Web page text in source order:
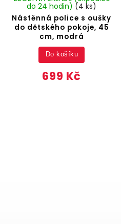
Nástěnná police s oušky
do dětského pokoje, 45
cm, modrá
do 24 hodin) (4 ks)
699 Kč
Do košíku